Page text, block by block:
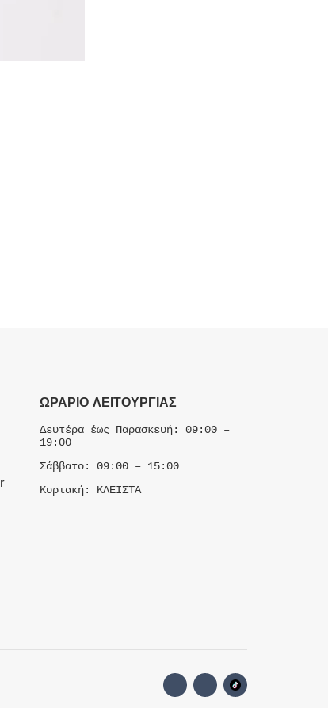
ΩΡΆΡΙΟ ΛΕΙΤΟΥΡΓΊΑΣ
Δευτέρα έως Παρασκευή: 09:00 –
19:00
Σάββατο: 09:00 – 15:00
Κυριακή: ΚΛΕΙΣΤΑ